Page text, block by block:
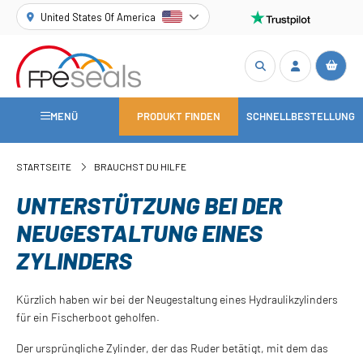
United States Of America
MENÜ PRODUKT FINDEN SCHNELLBESTELLUNG
STARTSEITE BRAUCHST DU HILFE
UNTERSTÜTZUNG BEI DER
NEUGESTALTUNG EINES
ZYLINDERS
Kürzlich haben wir bei der Neugestaltung eines Hydraulikzylinders
für ein Fischerboot geholfen.
Der ursprüngliche Zylinder, der das Ruder betätigt, mit dem das